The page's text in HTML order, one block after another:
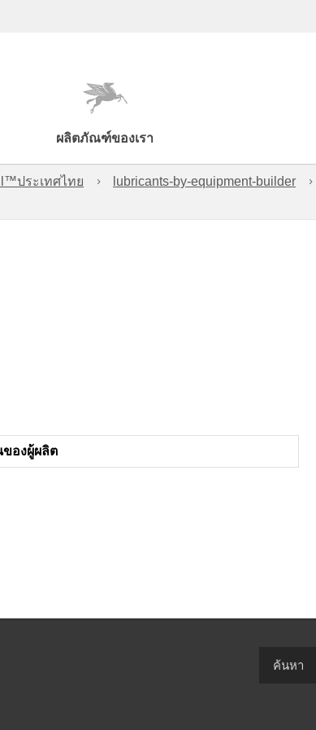
ผลิตภัณฑ์ของเรา
ประเทศไทย lubricants-by-equipment-builder
ของผู้ผลิต